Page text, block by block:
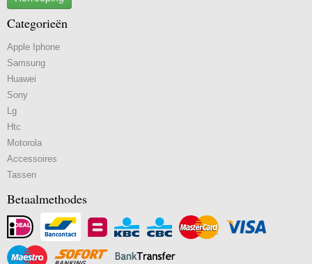
Categorieën
Apple Iphone
Samsung
Huawei
Sony
Lg
Htc
Motorola
Accessoires
Tassen
Betaalmethodes